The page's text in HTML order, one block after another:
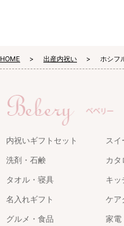
HOME 出産内祝い ホシフ
内祝いギフトセット
スイ
洗剤・石鹸
カタ
タオル・寝具
キッ
名入れギフト
ケア
グルメ・食品
家電